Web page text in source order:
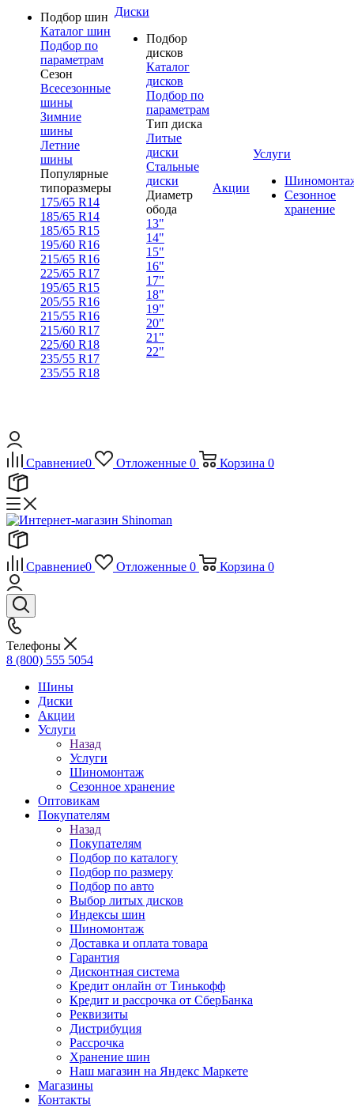
Подбор шин
Каталог шин
Подбор по
параметрам
Сезон
Всесезонные
шины
Зимние
шины
Летние
шины
Популярные
типоразмеры
175/65 R14
185/65 R14
185/65 R15
195/60 R16
215/65 R16
225/65 R17
195/65 R15
205/55 R16
215/55 R16
215/60 R17
225/60 R18
235/55 R17
235/55 R18
Диски
Подбор
дисков
Каталог
дисков
Подбор по
параметрам
Тип диска
Литые
диски
Стальные
диски
Диаметр
обода
13"
14"
15"
16"
17"
18"
19"
20"
21"
22"
Акции
Услуги
Сезонное
хранение
Сравнение0 Отложенные 0 Корзина 0
Сравнение0 Отложенные 0 Корзина 0
Телефоны
8 (800) 555 5054
Шины
Диски
Акции
Услуги
Назад
Услуги
Шиномонтаж
Сезонное хранение
Оптовикам
Покупателям
Назад
Покупателям
Подбор по каталогу
Подбор по размеру
Подбор по авто
Выбор литых дисков
Индексы шин
Шиномонтаж
Доставка и оплата товара
Гарантия
Дисконтная система
Кредит онлайн от Тинькофф
Кредит и рассрочка от СберБанка
Реквизиты
Дистрибуция
Рассрочка
Хранение шин
Наш магазин на Яндекс Маркете
Магазины
Контакты